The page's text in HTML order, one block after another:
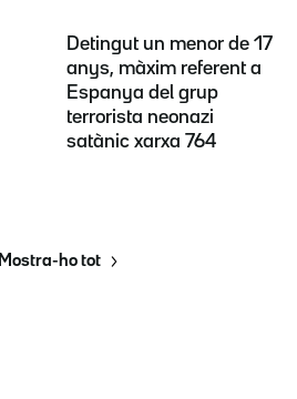
Detingut un menor de 17
anys, màxim referent a
Espanya del grup
terrorista neonazi
satànic xarxa 764
Mostra-ho tot